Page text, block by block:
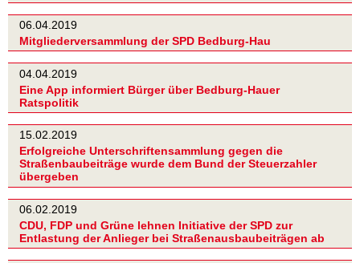
06.04.2019
Mitgliederversammlung der SPD Bedburg-Hau
04.04.2019
Eine App informiert Bürger über Bedburg-Hauer
Ratspolitik
15.02.2019
Erfolgreiche Unterschriftensammlung gegen die
Straßenbaubeiträge wurde dem Bund der Steuerzahler
übergeben
06.02.2019
CDU, FDP und Grüne lehnen Initiative der SPD zur
Entlastung der Anlieger bei Straßenausbaubeiträgen ab